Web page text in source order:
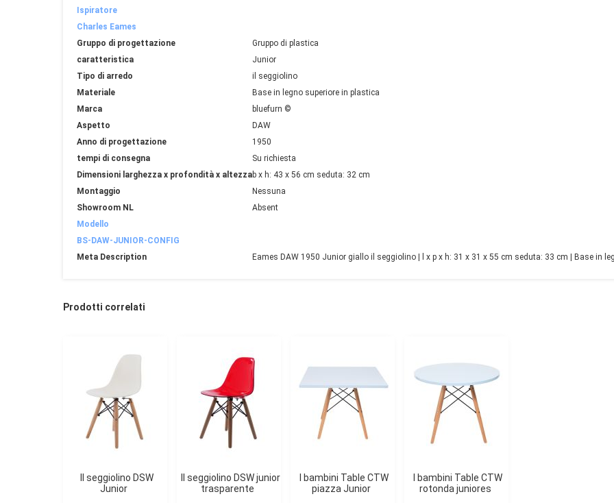
Ispiratore
Charles Eames
Gruppo di progettazione
Gruppo di plastica
caratteristica
Junior
Tipo di arredo
il seggiolino
Materiale
Base in legno superiore in plastica
Marca
bluefurn ©
Aspetto
DAW
Anno di progettazione
1950
tempi di consegna
Su richiesta
Dimensioni larghezza x profondità x altezzab x h: 43 x 56 cm seduta: 32 cm
Montaggio
Nessuna
Showroom NL
Absent
Modello
BS-DAW-JUNIOR-CONFIG
Meta Description
Eames DAW 1950 Junior giallo il seggiolino | l x p x h: 31 x 31 x 55 cm seduta: 33 cm | Base in
Prodotti correlati
Junior
trasparente
piazza Junior
rotonda juniores